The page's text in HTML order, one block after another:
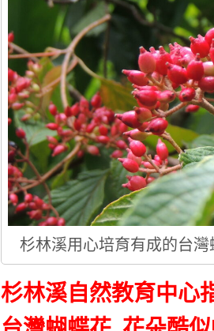
杉林溪用心培育有成的台
杉林溪自然教育中心